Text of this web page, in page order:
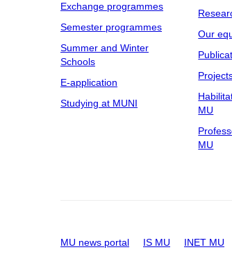
Exchange programmes
Semester programmes
Summer and Winter
Schools
E-application
Studying at MUNI
Our
MU
MU
MU news portal IS MU INET MU